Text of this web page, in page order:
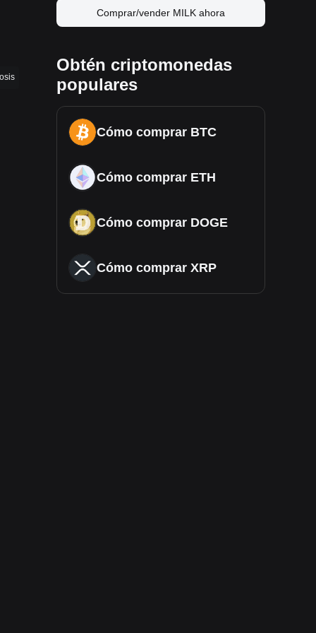
Comprar/vender MILK ahora
Obtén criptomonedas
populares
Cómo comprar BTC
Cómo comprar ETH
Cómo comprar DOGE
Cómo comprar XRP